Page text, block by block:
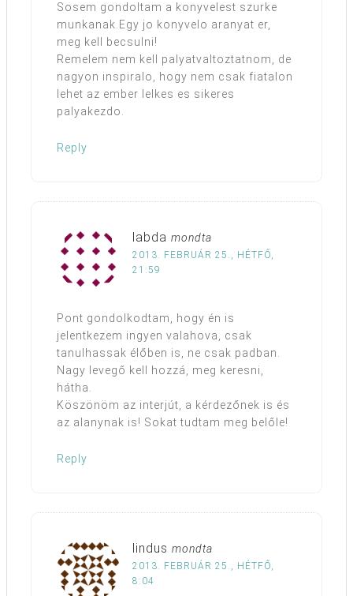
Sosem gondoltam a konyvelest szurke
munkanak.Egy jo konyvelo aranyat er,
meg kell becsulni!
Remelem nem kell palyatvaltoztatnom, de
nagyon inspiralo, hogy nem csak fiatalon
lehet az ember lelkes es sikeres
palyakezdo.
Reply
labda mondta
2013. FEBRUÁR 25., HÉTFŐ,
21:59
Pont gondolkodtam, hogy én is
jelentkezem ingyen valahova, csak
tanulhassak élőben is, ne csak padban.
Nagy levegő kell hozzá, meg keresni,
hátha.
Köszönöm az interjút, a kérdezőnek is és
az alanynak is! Sokat tudtam meg belőle!
Reply
lindus mondta
2013. FEBRUÁR 25., HÉTFŐ,
8:04